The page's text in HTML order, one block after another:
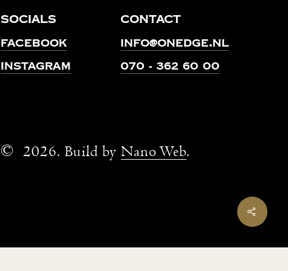
Socials
Facebook
Instagram
Contact
info@onedge.nl
070 - 362 60 00
© 2026. Build byNano Web.
Share